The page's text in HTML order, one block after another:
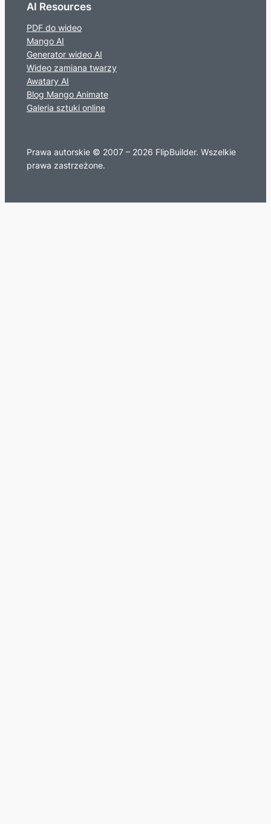
AI Resources
PDF do wideo
Mango AI
Generator wideo AI
Wideo zamiana twarzy
Awatary AI
Blog Mango Animate
Galeria sztuki online
Prawa autorskie © 2007 – 2026 FlipBuilder. Wszelkie
prawa zastrzeżone.